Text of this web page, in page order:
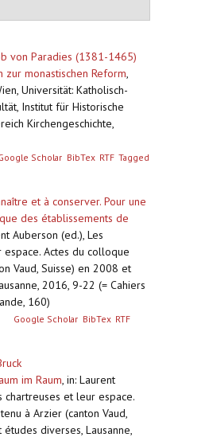
von Paradies (1381-1465)
zur monastischen Reform,
Universität: Katholisch-
Institut für Historische
Kirchengeschichte,
Scholar BibTex RTF Tagged
et à conserver. Pour une
des établissements de
Auberson (ed.), Les
Actes du colloque
Vaud, Suisse) en 2008 et
2016, 9-22 (= Cahiers
160)
Google Scholar BibTex RTF
im Raum, in: Laurent
chartreuses et leur espace.
à Arzier (canton Vaud,
diverses, Lausanne,